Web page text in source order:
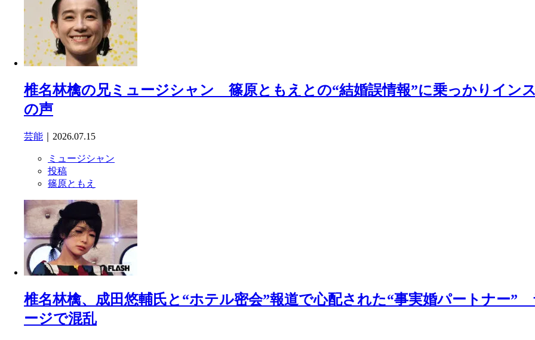
椎名林檎の兄ミュージシャン 篠原ともえとの“結婚誤情報”に乗っかりイン
の声
芸能 ｜2026.07.15
ミュージシャン
投稿
篠原ともえ
椎名林檎、成田悠輔氏と“ホテル密会”報道で心配された“事実婚パートナー”
ージで混乱